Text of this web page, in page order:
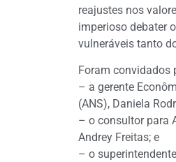
reajustes nos
imperioso debater
vulneráveis tanto
Foram convidados
– a gerente
(ANS), Daniela
– o consultor para
Andrey Freitas; e
– o